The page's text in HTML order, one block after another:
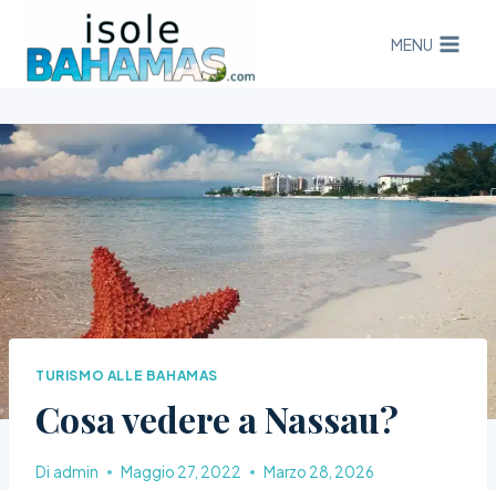
contenuto
MENU
TURISMO ALLE BAHAMAS
Cosa vedere a Nassau?
Di admin Maggio 27, 2022 Marzo 28, 2026